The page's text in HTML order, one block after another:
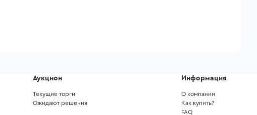
Аукцион
Текущие торги
Ожидают решения
Информация
О компании
Как купить?
FAQ